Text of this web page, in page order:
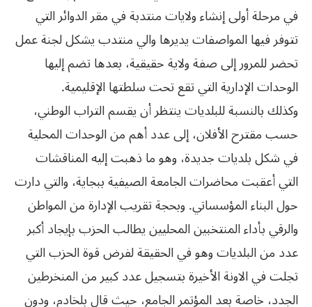
في مرحلة أولى إنشاء ولايات منتدبة في مقر الدوائر التي
تتوفر فيها المواصفات يديرها والي منتدب يشكل لجنة عمل
‬الوحدات‮ ‬الإدارية‮ ‬التي‮ ‬تقع‮ ‬تحت‮ ‬سلطتها‮ ‬الإقليمية‮. ‬
وكذلك بالنسبة للبلديات ينتظر أن يقسم التراب الوطني،
حسب مقترح الأفلان، إلى عدد أهم من الوحدات المحلية
في شكل بلديات جديدة، وهو ما ذهبت إليه المناقشات
التي أعقبت محاضرات الجامعة الصيفية ببجاية، والتي دارت
حول البناء المؤسساتي. وبحجة تقريب الإدارة من المواطن
والرقي بأداء المنتخبين المحليين يطالب الحزب بإيجاد أكبر
عدد من البلديات وهو في الحقيقة لفرض قوة الحزب التي
تجلت في الاونة الأخيرة بتسجيل عدد كبير من المنخرطين
الجدد، خاصة بعد المؤتمر الجامع، حيث قال بلخادم، ودون